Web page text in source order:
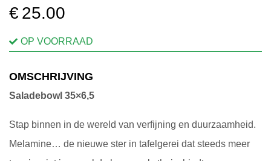
€ 25.00
OP VOORRAAD
OMSCHRIJVING
Saladebowl 35×6,5
Stap binnen in de wereld van verfijning en duurzaamheid.
Melamine… de nieuwe ster in tafelgerei dat steeds meer